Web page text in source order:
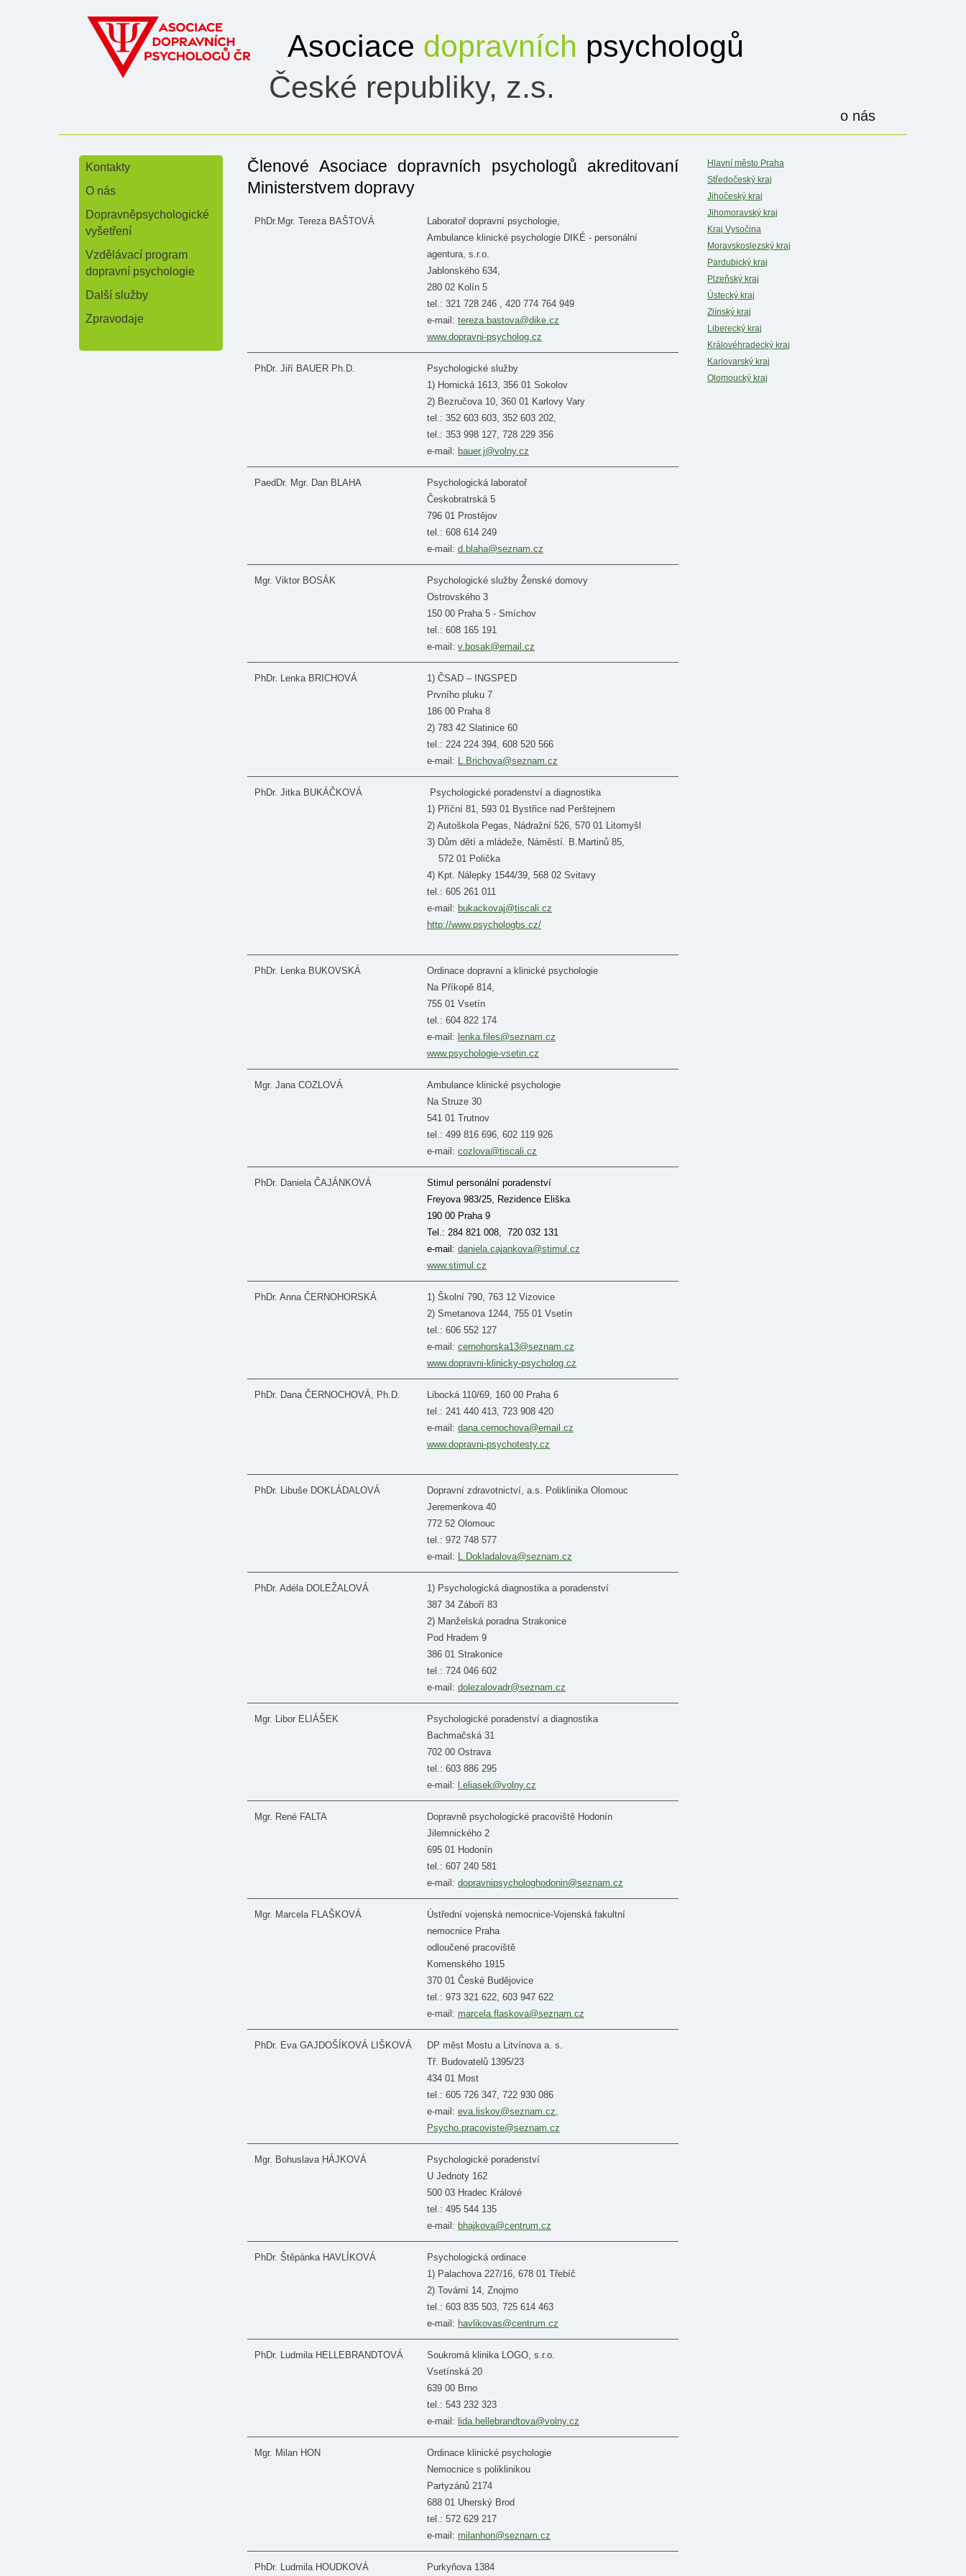
Asociace dopravních psychologů
České republiky, z.s.
o nás
Kontakty
O nás
Dopravněpsychologické
vyšetření
Vzdělávací program
dopravní psychologie
Další služby
Zpravodaje
Hlavní město Praha
Středočeský kraj
Jihočeský kraj
Jihomoravský kraj
Kraj Vysočina
Moravskoslezský kraj
Pardubický kraj
Plzeňský kraj
Ústecký kraj
Zlínský kraj
Liberecký kraj
Královéhradecký kraj
Karlovarský kraj
Olomoucký kraj
Členové Asociace dopravních psychologů akreditovaní
Ministerstvem dopravy
PhDr.Mgr. Tereza BAŠTOVÁ
Laboratoř dopravní psychologie,
Ambulance klinické psychologie DIKÉ - personální
agentura, s.r.o.
Jablonského 634,
280 02 Kolín 5
tel.: 321 728 246 , 420 774 764 949
e-mail: tereza.bastova@dike.cz
www.dopravni-psycholog.cz
PhDr. Jiří BAUER Ph.D.
Psychologické služby
1) Hornická 1613, 356 01 Sokolov
2) Bezručova 10, 360 01 Karlovy Vary
tel.: 352 603 603, 352 603 202,
tel.: 353 998 127, 728 229 356
e-mail: bauer.j@volny.cz
PaedDr. Mgr. Dan BLAHA
Psychologická laboratoř
Českobratrská 5
796 01 Prostějov
tel.: 608 614 249
e-mail: d.blaha@seznam.cz
Mgr. Viktor BOSÁK
Psychologické služby Ženské domovy
Ostrovského 3
150 00 Praha 5 - Smíchov
tel.: 608 165 191
e-mail: v.bosak@email.cz
PhDr. Lenka BRICHOVÁ
1) ČSAD – INGSPED
Prvního pluku 7
186 00 Praha 8
2) 783 42 Slatinice 60
tel.: 224 224 394, 608 520 566
e-mail: L.Brichova@seznam.cz
PhDr. Jitka BUKÁČKOVÁ
Psychologické poradenství a diagnostika
1) Příční 81, 593 01 Bystřice nad Perštejnem
2) Autoškola Pegas, Nádražní 526, 570 01 Litomyšl
3) Dům dětí a mládeže, Náměstí. B.Martinů 85,
572 01 Polička
4) Kpt. Nálepky 1544/39, 568 02 Svitavy
tel.: 605 261 011
e-mail: bukackovaj@tiscali.cz
http://www.psychologbs.cz/
PhDr. Lenka BUKOVSKÁ
Ordinace dopravní a klinické psychologie
Na Příkopě 814,
755 01 Vsetín
tel.: 604 822 174
e-mail: lenka.files@seznam.cz
www.psychologie-vsetin.cz
Mgr. Jana COZLOVÁ
Ambulance klinické psychologie
Na Struze 30
541 01 Trutnov
tel.: 499 816 696, 602 119 926
e-mail: cozlova@tiscali.cz
PhDr. Daniela ČAJÁNKOVÁ
Stimul personální poradenství
Freyova 983/25, Rezidence Eliška
190 00 Praha 9
Tel.: 284 821 008, 720 032 131
e-mail: daniela.cajankova@stimul.cz
www.stimul.cz
PhDr. Anna ČERNOHORSKÁ
1) Školní 790, 763 12 Vizovice
2) Smetanova 1244, 755 01 Vsetín
tel.: 606 552 127
e-mail: cernohorska13@seznam.cz
www.dopravni-klinicky-psycholog.cz
PhDr. Dana ČERNOCHOVÁ, Ph.D.
Libocká 110/69, 160 00 Praha 6
tel.: 241 440 413, 723 908 420
e-mail: dana.cernochova@email.cz
www.dopravni-psychotesty.cz
PhDr. Libuše DOKLÁDALOVÁ
Dopravní zdravotnictví, a.s. Poliklinika Olomouc
Jeremenkova 40
772 52 Olomouc
tel.: 972 748 577
e-mail: L.Dokladalova@seznam.cz
PhDr. Adéla DOLEŽALOVÁ
1) Psychologická diagnostika a poradenství
387 34 Záboří 83
2) Manželská poradna Strakonice
Pod Hradem 9
386 01 Strakonice
tel.: 724 046 602
e-mail: dolezalovadr@seznam.cz
Mgr. Libor ELIÁŠEK
Psychologické poradenství a diagnostika
Bachmačská 31
702 00 Ostrava
tel.: 603 886 295
e-mail: l.eliasek@volny.cz
Mgr. René FALTA
Dopravně psychologické pracoviště Hodonín
Jilemnického 2
695 01 Hodonín
tel.: 607 240 581
e-mail: dopravnipsychologhodonin@seznam.cz
Mgr. Marcela FLAŠKOVÁ
Ústřední vojenská nemocnice-Vojenská fakultní
nemocnice Praha
odloučené pracoviště
Komenského 1915
370 01 České Budějovice
tel.: 973 321 622, 603 947 622
e-mail: marcela.flaskova@seznam.cz
PhDr. Eva GAJDOŠÍKOVÁ LIŠKOVÁ
DP měst Mostu a Litvínova a. s.
Tř. Budovatelů 1395/23
434 01 Most
tel.: 605 726 347, 722 930 086
e-mail: eva.liskov@seznam.cz,
Psycho.pracoviste@seznam.cz
Mgr. Bohuslava HÁJKOVÁ
Psychologické poradenství
U Jednoty 162
500 03 Hradec Králové
tel.: 495 544 135
e-mail: bhajkova@centrum.cz
PhDr. Štěpánka HAVLÍKOVÁ
Psychologická ordinace
1) Palachova 227/16, 678 01 Třebíč
2) Tovární 14, Znojmo
tel.: 603 835 503, 725 614 463
e-mail: havlikovas@centrum.cz
PhDr. Ludmila HELLEBRANDTOVÁ
Soukromá klinika LOGO, s.r.o.
Vsetínská 20
639 00 Brno
tel.: 543 232 323
e-mail: lida.hellebrandtova@volny.cz
Mgr. Milan HON
Ordinace klinické psychologie
Nemocnice s poliklinikou
Partyzánů 2174
688 01 Uherský Brod
tel.: 572 629 217
e-mail: milanhon@seznam.cz
PhDr. Ludmila HOUDKOVÁ Purkyňova 1384